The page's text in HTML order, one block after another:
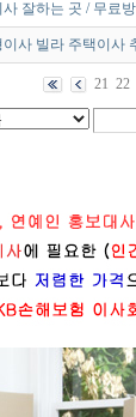
잘하는 곳 / 무료
사 빌라 주택이사
21 22